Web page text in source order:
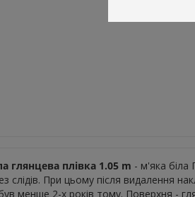
глянцева плівка 1.05 m - м'яка біла
слідів. При цьому після видалення
менше 2-х років тому. Поверхня -